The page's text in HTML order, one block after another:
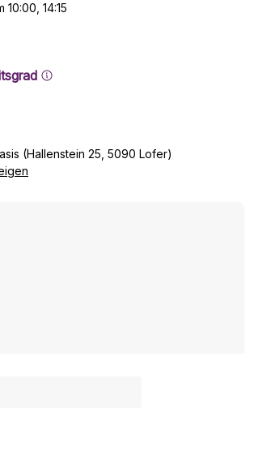
14:15
(Hallenstein 25, 5090 Lofer)